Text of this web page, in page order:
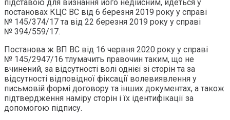
підставою для визнання його недійсним, йдеться у
постановах КЦС ВС від 6 березня 2019 року у справі
№ 145/374/17 та від 22 березня 2019 року у справі
№ 394/559/17.
Постанова ж ВП ВС від 16 червня 2020 року у справі
№ 145/2947/16 тлумачить правочин таким, що не
вчинений, за відсутності волі однієї зі сторін та за
відсутності відповідної фіксації волевиявлення у
письмовій формі договору та інших документах, а також
підтвердження наміру сторін і їх ідентифікації за
допомогою підпису.